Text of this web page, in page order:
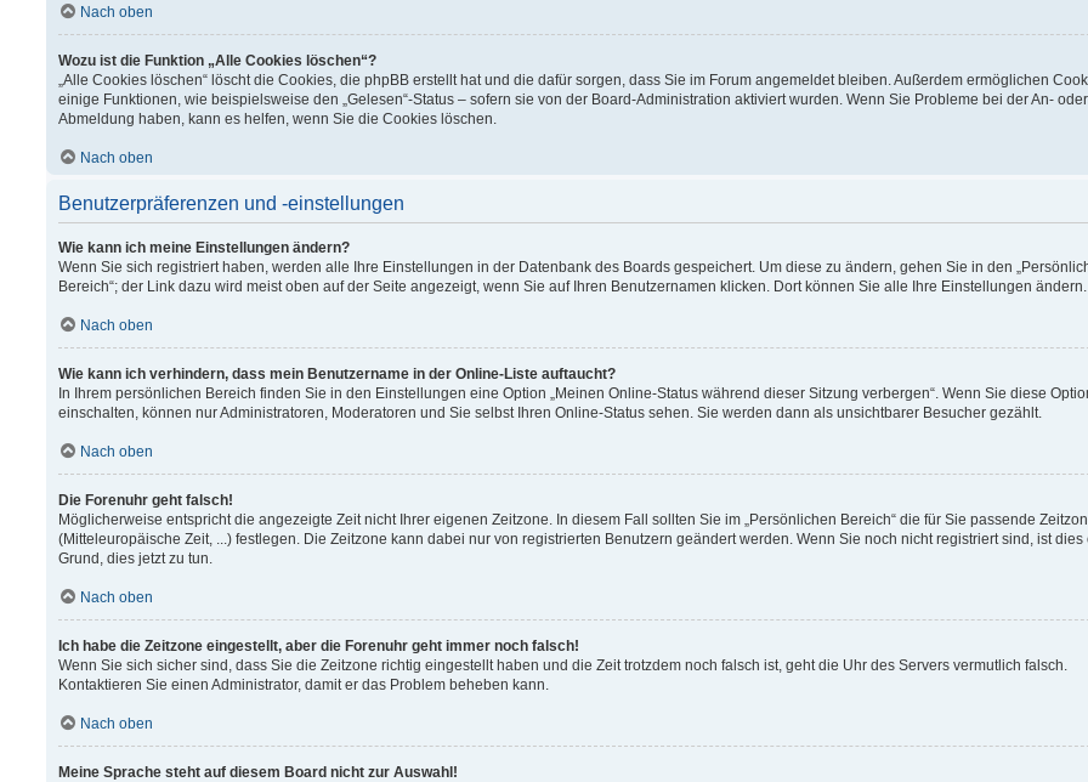
Nach oben
Wozu ist die Funktion „Alle Cookies löschen“?
„Alle Cookies löschen“ löscht die Cookies, die phpBB erstellt hat und die dafür sorgen, dass Sie im Forum angemeldet bleiben. Außerdem ermöglichen
einige Funktionen, wie beispielsweise den „Gelesen“-Status – sofern sie von der Board-Administration aktiviert wurden. Wenn Sie Probleme bei der An- oder
Abmeldung haben, kann es helfen, wenn Sie die Cookies löschen.
Nach oben
Benutzerpräferenzen und -einstellungen
Wie kann ich meine Einstellungen ändern?
Wenn Sie sich registriert haben, werden alle Ihre Einstellungen in der Datenbank des Boards gespeichert. Um diese zu ändern, gehen Sie in den
Bereich“; der Link dazu wird meist oben auf der Seite angezeigt, wenn Sie auf Ihren Benutzernamen klicken. Dort können Sie alle Ihre Einstellungen ändern.
Nach oben
Wie kann ich verhindern, dass mein Benutzername in der Online-Liste auftaucht?
In Ihrem persönlichen Bereich finden Sie in den Einstellungen eine Option „Meinen Online-Status während dieser Sitzung verbergen“. Wenn Sie diese
einschalten, können nur Administratoren, Moderatoren und Sie selbst Ihren Online-Status sehen. Sie werden dann als unsichtbarer Besucher gezählt.
Nach oben
Die Forenuhr geht falsch!
Möglicherweise entspricht die angezeigte Zeit nicht Ihrer eigenen Zeitzone. In diesem Fall sollten Sie im „Persönlichen Bereich“ die für Sie passende
(Mitteleuropäische Zeit, ...) festlegen. Die Zeitzone kann dabei nur von registrierten Benutzern geändert werden. Wenn Sie noch nicht registriert sind, ist dies
Grund, dies jetzt zu tun.
Nach oben
Ich habe die Zeitzone eingestellt, aber die Forenuhr geht immer noch falsch!
Wenn Sie sich sicher sind, dass Sie die Zeitzone richtig eingestellt haben und die Zeit trotzdem noch falsch ist, geht die Uhr des Servers vermutlich falsch.
Kontaktieren Sie einen Administrator, damit er das Problem beheben kann.
Nach oben
Meine Sprache steht auf diesem Board nicht zur Auswahl!